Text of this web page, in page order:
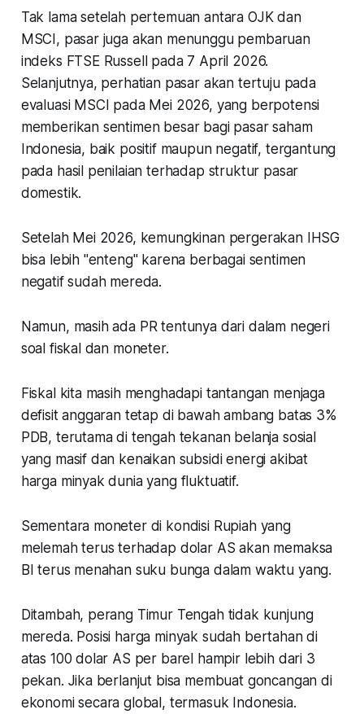
Tak lama setelah pertemuan antara OJK dan
MSCI, pasar juga akan menunggu pembaruan
indeks FTSE Russell pada 7 April 2026.
Selanjutnya, perhatian pasar akan tertuju pada
evaluasi MSCI pada Mei 2026, yang berpotensi
memberikan sentimen besar bagi pasar saham
Indonesia, baik positif maupun negatif, tergantung
pada hasil penilaian terhadap struktur pasar
domestik.
Setelah Mei 2026, kemungkinan pergerakan IHSG
bisa lebih "enteng" karena berbagai sentimen
negatif sudah mereda.
Namun, masih ada PR tentunya dari dalam negeri
soal fiskal dan moneter.
Fiskal kita masih menghadapi tantangan menjaga
defisit anggaran tetap di bawah ambang batas 3%
PDB, terutama di tengah tekanan belanja sosial
yang masif dan kenaikan subsidi energi akibat
harga minyak dunia yang fluktuatif.
Sementara moneter di kondisi Rupiah yang
melemah terus terhadap dolar AS akan memaksa
BI terus menahan suku bunga dalam waktu yang.
Ditambah, perang Timur Tengah tidak kunjung
mereda. Posisi harga minyak sudah bertahan di
atas 100 dolar AS per barel hampir lebih dari 3
pekan. Jika berlanjut bisa membuat goncangan di
ekonomi secara global, termasuk Indonesia.